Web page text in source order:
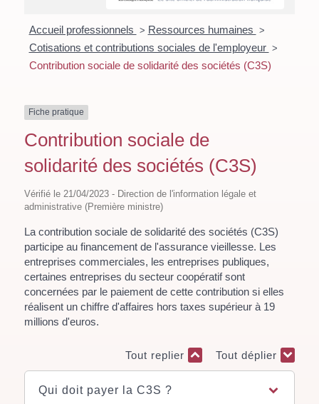
Accueil professionnels > Ressources humaines >
Cotisations et contributions sociales de l'employeur >
Contribution sociale de solidarité des sociétés (C3S)
Fiche pratique
Contribution sociale de
solidarité des sociétés (C3S)
Vérifié le 21/04/2023 - Direction de l'information légale et
administrative (Première ministre)
La contribution sociale de solidarité des sociétés (C3S)
participe au financement de l'assurance vieillesse. Les
entreprises commerciales, les entreprises publiques,
certaines entreprises du secteur coopératif sont
concernées par le paiement de cette contribution si elles
réalisent un chiffre d'affaires hors taxes supérieur à 19
millions d'euros.
Tout replier Tout déplier
Qui doit payer la C3S ?